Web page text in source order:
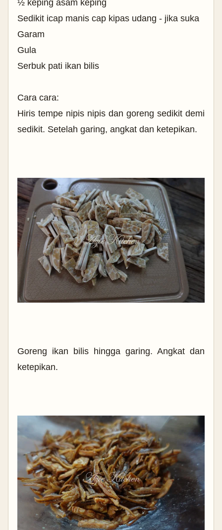
½ keping asam keping
Sedikit icap manis cap kipas udang - jika suka
Garam
Gula
Serbuk pati ikan bilis
Cara cara:
Hiris tempe nipis nipis dan goreng sedikit demi
sedikit. Setelah garing, angkat dan ketepikan.
Goreng ikan bilis hingga garing. Angkat dan
ketepikan.